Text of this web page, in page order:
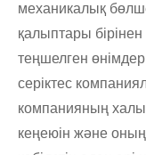
механикалық
қалыптары бірінен
теңшелген
серіктес
компанияның
кеңеюін және